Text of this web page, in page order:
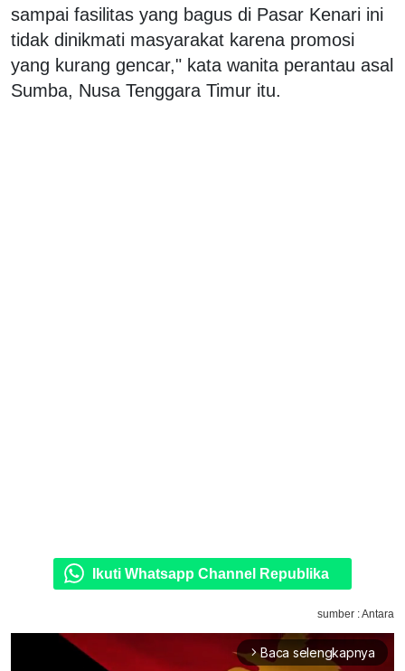
sampai fasilitas yang bagus di Pasar Kenari ini
tidak dinikmati masyarakat karena promosi
yang kurang gencar," kata wanita perantau asal
Sumba, Nusa Tenggara Timur itu.
Ikuti Whatsapp Channel Republika
sumber : Antara
arrow_forward_ios Baca selengkapnya